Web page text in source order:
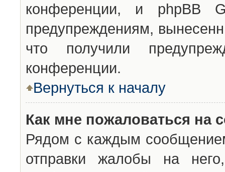
конференции, и phpBB
предупреждениям,
что получили
конференции.
Вернуться к началу
Как мне пожаловаться на
Рядом с каждым
отправки жалобы на